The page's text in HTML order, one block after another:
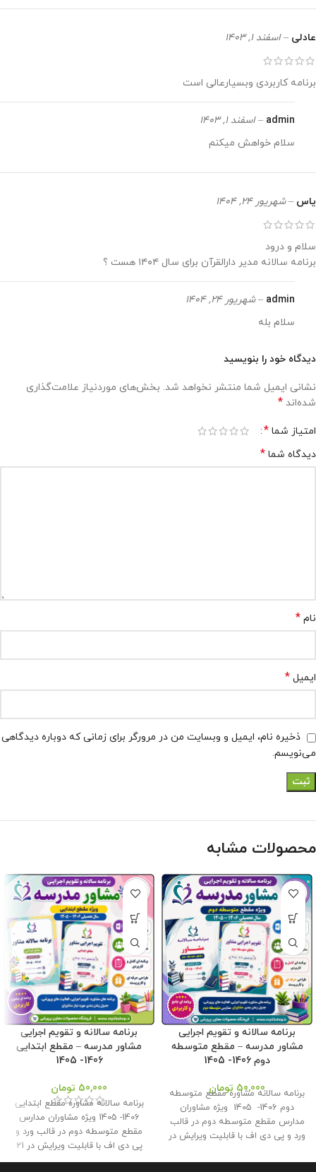
عادلی – اسفند 1, 1403
برنامه کاربردی وبسیارعالی است
admin
– اسفند 1, 1403
سلام خواهش میکنم
یاس – شهریور 24, 1404
سلام و درود
برنامه سالانه مدیر دارالقرآن برای سال ۱۴۰۴ هست ؟
admin
– شهریور 24, 1404
سلام بله
دیدگاه خود را بنویسید
نشانی ایمیل شما منتشر نخواهد شد. بخش‌های موردنیاز علامت‌گذاری
شده‌اند *
امتیاز شما *
دیدگاه شما *
نام *
ایمیل *
ذخیره نام، ایمیل و وبسایت من در مرورگر برای زمانی که دوباره دیدگاهی
می‌نویسم.
محصولات مشابه
برنامه سالانه و تقویم اجرایی
مشاور مدرسه – مقطع متوسطه
دوم 1406- 1405
50,000 تومان
برنامه سالانه مشاوره مقطع متوسطه
دوم 1406- 1405 ویژه مشاوران
مدارس مقطع متوسطه دوم در قالب
ورد و پی دی اف با قابلیت ویرایش در
مدرسه در 12 صفحه در قالب ورد و
برنامه سالانه و تقویم اجرایی
مشاور مدرسه – مقطع ابتدایی
1406- 1405
50,000 تومان
برنامه سالانه مشاوره مقطع ابتدایی
1406- 1405 ویژه مشاوران مدارس
مقطع متوسطه دوم در قالب ورد و
پی دی اف با قابلیت ویرایش در 21
صفحه بهمراه تقویم اجرایی مشاور